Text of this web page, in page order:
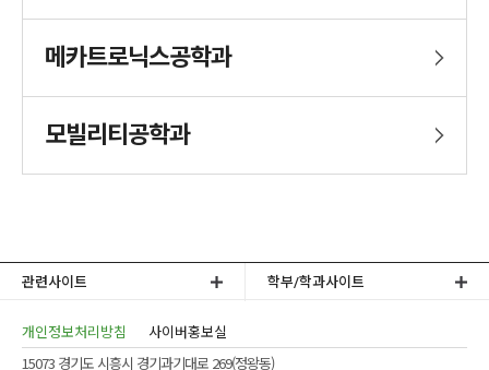
메카트로닉스공학과
모빌리티공학과
관련사이트 학부/학과사이트
개인정보처리방침
사이버홍보실
15073 경기도 시흥시 경기과기대로 269(정왕동)